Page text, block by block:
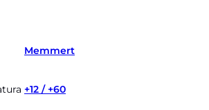
Memmert
+12 / +60